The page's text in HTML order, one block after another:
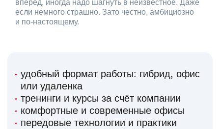
вперёд, иногда надо шагнуть в неизвестное. Даже
если немного страшно. Зато честно, амбициозно
и по‑настоящему.
удобный формат работы: гибрид, офис
или удаленка
тренинги и курсы за счёт компании
комфортные и современные офисы
передовые технологии и практики